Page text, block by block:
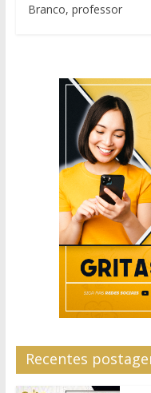
Branco, professor
Recentes